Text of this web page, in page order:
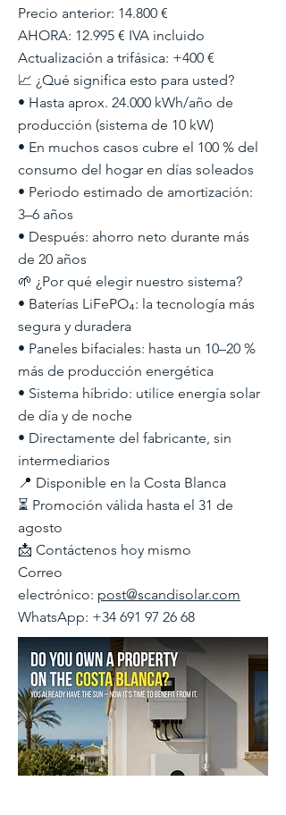
Precio anterior: 14.800 €
AHORA: 12.995 € IVA incluido
Actualización a trifásica: +400 €
📈 ¿Qué significa esto para usted?
• Hasta aprox. 24.000 kWh/año de
producción (sistema de 10 kW)
• En muchos casos cubre el 100 % del
consumo del hogar en días soleados
• Periodo estimado de amortización:
3–6 años
• Después: ahorro neto durante más
de 20 años
🌱 ¿Por qué elegir nuestro sistema?
• Baterías LiFePO₄: la tecnología más
segura y duradera
• Paneles bifaciales: hasta un 10–20 %
más de producción energética
• Sistema híbrido: utilice energía solar
de día y de noche
• Directamente del fabricante, sin
intermediarios
📍 Disponible en la Costa Blanca
⏳ Promoción válida hasta el 31 de
agosto
📩 Contáctenos hoy mismo
Correo
electrónico: post@scandisolar.com
WhatsApp: +34 691 97 26 68